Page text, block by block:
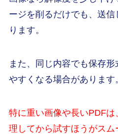
ージを削るだけでも、送
ります。
また、同じ内容でも保存
やすくなる場合があります
特に重い画像や長いPDF
理してから試すほうがスム